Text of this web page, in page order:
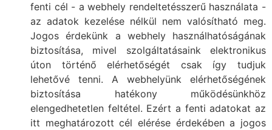
fenti cél - a webhely rendeltetésszerű használata -
az adatok kezelése nélkül nem valósítható meg.
Jogos érdekünk a webhely használhatóságának
biztosítása, mivel szolgáltatásaink elektronikus
úton történő elérhetőségét csak így tudjuk
lehetővé tenni. A webhelyünk elérhetőségének
biztosítása hatékony működésünkhöz
elengedhetetlen feltétel. Ezért a fenti adatokat az
itt meghatározott cél elérése érdekében a jogos